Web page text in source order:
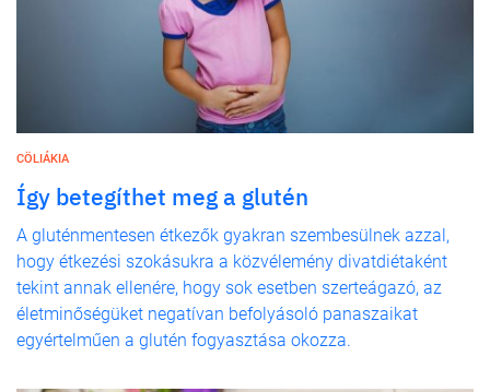
CÖLIÁKIA
Így betegíthet meg a glutén
A gluténmentesen étkezők gyakran szembesülnek azzal,
hogy étkezési szokásukra a közvélemény divatdiétaként
tekint annak ellenére, hogy sok esetben szerteágazó, az
életminőségüket negatívan befolyásoló panaszaikat
egyértelműen a glutén fogyasztása okozza.